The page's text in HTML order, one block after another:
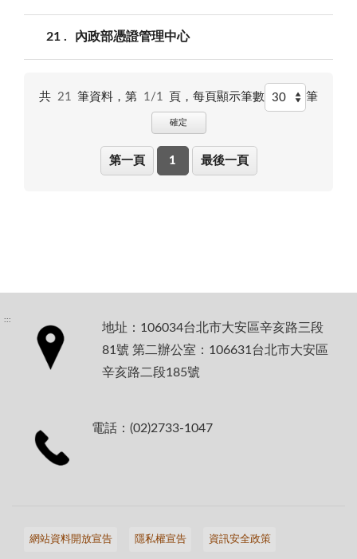
21 內政部憑證管理中心
共 21 筆資料，第 1/1 頁，每頁顯示筆數 筆
確定
第一頁 1 最後一頁
:::
地址：106034台北市大安區辛亥路三段
81號 第二辦公室：106631台北市大安區
辛亥路二段185號
電話：(02)2733-1047
網站資料開放宣告 隱私權宣告 資訊安全政策